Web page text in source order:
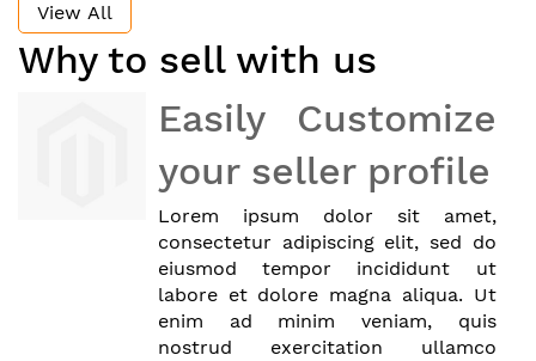
View All
Why to sell with us
Easily Customize
your seller profile
Lorem ipsum dolor sit amet,
consectetur adipiscing elit, sed do
eiusmod tempor incididunt ut
labore et dolore magna aliqua. Ut
enim ad minim veniam, quis
nostrud exercitation ullamco